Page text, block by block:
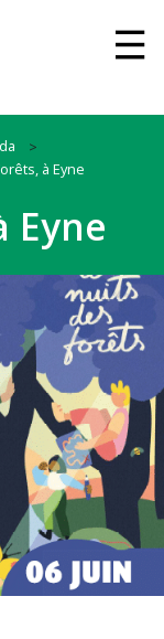
à Eyne
Eyne